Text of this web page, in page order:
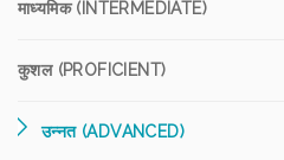
माध्यमिक (INTERMEDIATE)
कुशल (PROFICIENT)
उन्नत (ADVANCED)